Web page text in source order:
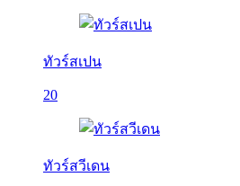
ทัวร์สเปน
20
ทัวร์สวีเดน